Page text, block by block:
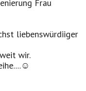
Frau
liebenswürdiiger
wir.